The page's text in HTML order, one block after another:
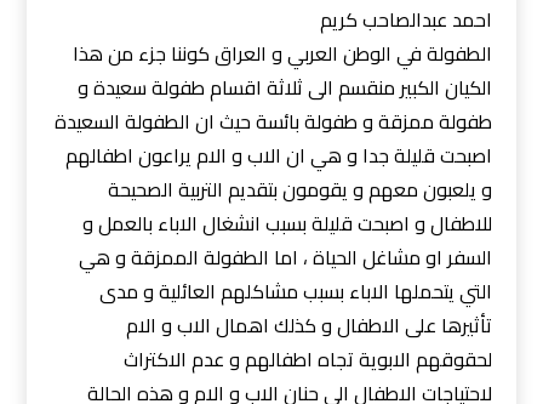
احمد عبدالصاحب كريم
الطفولة في الوطن العربي و العراق كوننا جزء من هذا
الكيان الكبير منقسم الى ثلاثة اقسام طفولة سعيدة و
طفولة ممزقة و طفولة بائسة حيث ان الطفولة السعيدة
اصبحت قليلة جدا و هي ان الاب و الام يراعون اطفالهم
و يلعبون معهم و يقومون بتقديم التربية الصحيحة
للاطفال و اصبحت قليلة بسبب انشغال الاباء بالعمل و
السفر او مشاغل الحياة ، اما الطفولة الممزقة و هي
التي يتحملها الاباء بسبب مشاكلهم العائلية و مدى
تأثيرها على الاطفال و كذلك اهمال الاب و الام
لحقوقهم الابوية تجاه اطفالهم و عدم الاكتراث
لاحتياجات الاطفال الى حنان الاب و الام و هذه الحالة